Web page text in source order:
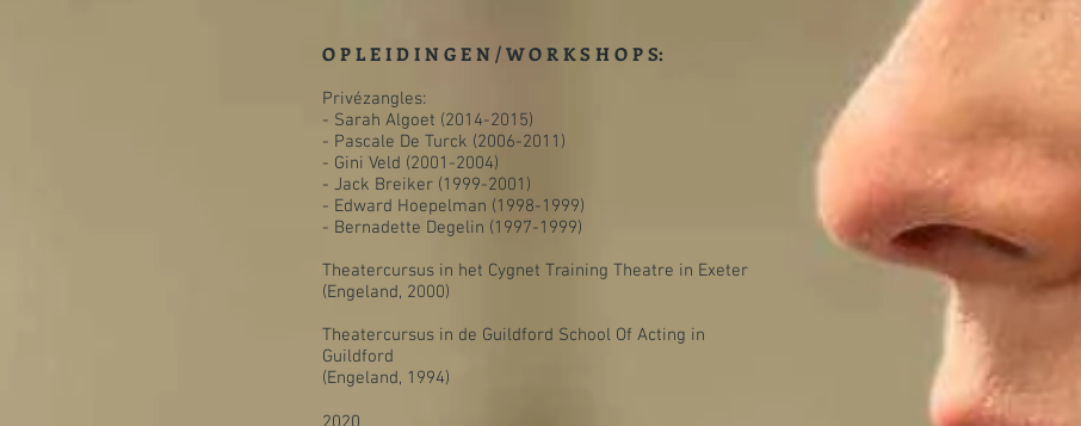
O P L E I D I N G E N / W O R K S H O P S:
Privézangles:
- Sarah Algoet (2014-2015)
- Pascale De Turck (2006-2011)
- Gini Veld (2001-2004)
- Jack Breiker (1999-2001)
- Edward Hoepelman (1998-1999)
- Bernadette Degelin (1997-1999)
Theatercursus in het Cygnet Training Theatre in Exeter
(Engeland, 2000)
Theatercursus in de Guildford School Of Acting in
Guildford
(Engeland, 1994)